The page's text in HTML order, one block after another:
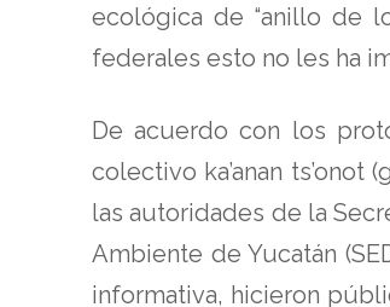
ecológica de “anillo de
federales esto no les ha
De acuerdo con los
colectivo ka’anan
las autoridades de la
Ambiente de Yucatán
informativa, hicieron